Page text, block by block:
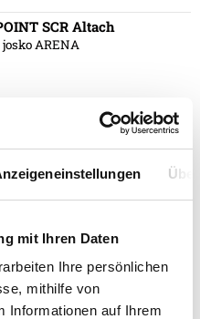
mit Ihren Daten
Ihre persönlichen
mithilfe von
Informationen auf Ihrem
SCR Altach
josko ARENA
Ried
ARENA